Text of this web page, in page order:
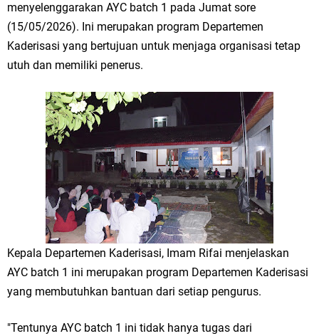
menyelenggarakan AYC batch 1 pada Jumat sore
(15/05/2026). Ini merupakan program Departemen
Kaderisasi yang bertujuan untuk menjaga organisasi tetap
utuh dan memiliki penerus.
Kepala Departemen Kaderisasi, Imam Rifai menjelaskan
AYC batch 1 ini merupakan program Departemen Kaderisasi
yang membutuhkan bantuan dari setiap pengurus.
"Tentunya AYC batch 1 ini tidak hanya tugas dari